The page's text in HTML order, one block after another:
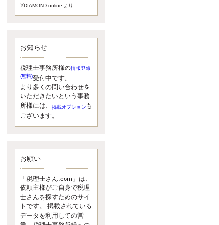
続税が課税されない遺産の上限
しています。
更新:2017年5月1日(大阪市中央区)
湘南BUN税理士事務所
湘南のぽっちゃり女性税理
士松村文子と湘南ＢＵ
また最近、税理士試験のご相談を
受けることおおくなりました。受
験申し込み受け付け開始になるか
ダメと思う前に、全力で勝負して
みたいです！
京都のやわらか女性税理
イクメン税理士による税金
ブログです。
※DIAMOND online より
お知らせ
税理士事務所様の情報登録
(無料)受付中です。
より多くの問い合わせを
いただきたいという事務
所様には、
掲載オプション も
ございます。
お願い
「税理士さん.com」は、
依頼主様がご自身で税理
士さんを探すためのサイ
トです。 掲載されている
データを利用しての営